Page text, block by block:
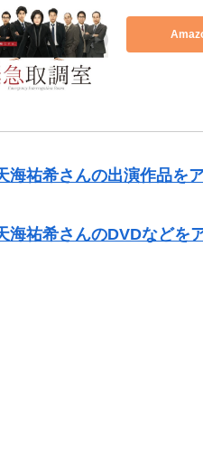
海祐希さんの出演作品を
海祐希さんのDVDなどを